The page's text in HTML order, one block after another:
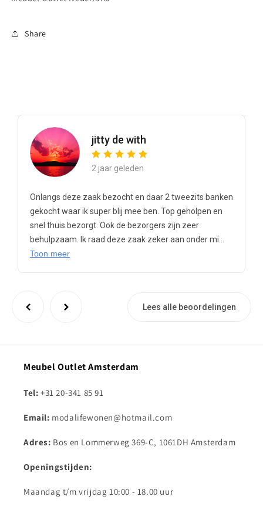
Share
jitty de with
2 jaar geleden
Onlangs deze zaak bezocht en daar 2 tweezits banken
gekocht waar ik super blij mee ben. Top geholpen en
snel thuis bezorgt. Ook de bezorgers zijn zeer
behulpzaam. Ik raad deze zaak zeker aan onder mi...
Toon meer
Lees alle beoordelingen
Meubel Outlet Amsterdam
Tel: +31 20-341 85 91
Email: modalifewonen@hotmail.com
Adres: Bos en Lommerweg 369-C, 1061DH Amsterdam
Openingstijden:
Maandag t/m vrijdag 10:00 - 18.00 uur